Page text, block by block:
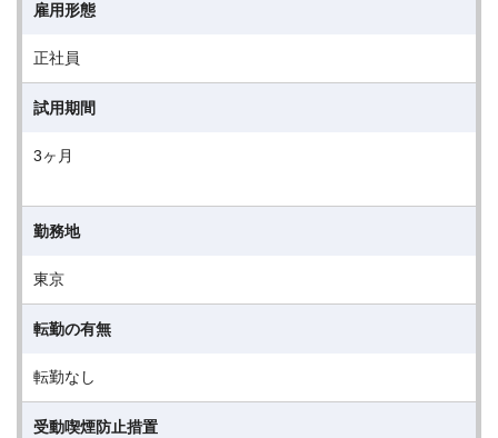
雇用形態
正社員
試用期間
3ヶ月
勤務地
東京
転勤の有無
転勤なし
受動喫煙防止措置